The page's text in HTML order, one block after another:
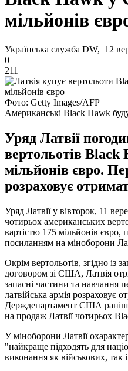
мільйонів
Українська служба DW, 12
0
211
Фото: Getty Images/AFP
Американські Black Hawk
Уряд Латвії
вертольотів Black
мільйонів євро.
розраховує
Уряд Латвії у вівторок, 11
чотирьох американських
вартістю 175 мільйонів євро,
посиланням на міноборони
Окрім вертольотів, згідно із
договором зі США, Латвія
запасні частини та навчання
латвійська армія розраховує
Держдепартамент США
на продаж Латвії чотирьох
У міноборони Латвії
"найкраще підходять для
виконання як військових, так